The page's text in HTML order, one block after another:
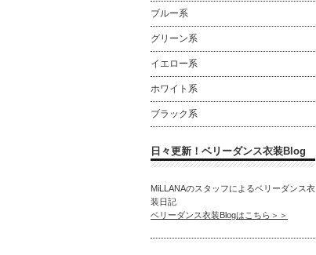
ブルー系
グリーン系
イエロー系
ホワイト系
ブラック系
日々更新！ベリーダンス衣装Blog
MiLLANAのスタッフによるベリーダンス衣
装日記
ベリーダンス衣装Blogはこちら＞＞